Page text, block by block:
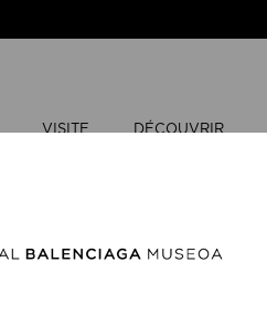
VISITE DÉCOUVRIR